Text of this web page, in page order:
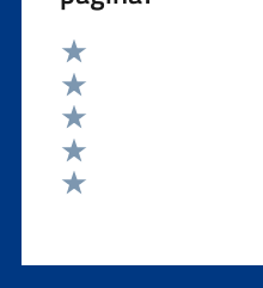
Valuta 5 stelle su 5
Valuta 4 stelle su 5
Valuta 3 stelle su 5
Valuta 2 stelle su 5